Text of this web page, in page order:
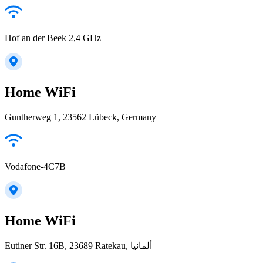
Hof an der Beek 2,4 GHz
Home WiFi
Guntherweg 1, 23562 Lübeck, Germany
Vodafone-4C7B
Home WiFi
Eutiner Str. 16B, 23689 Ratekau, ألمانيا